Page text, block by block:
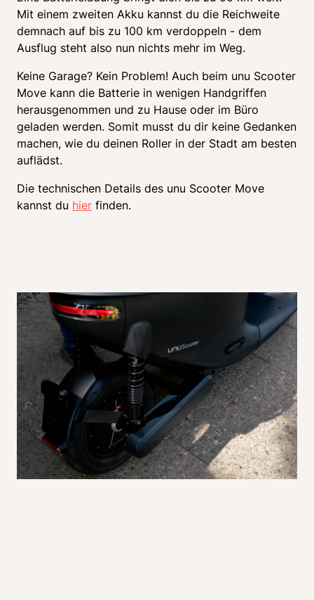
Mit einem zweiten Akku kannst du die Reichweite
demnach auf bis zu 100 km verdoppeln - dem
Ausflug steht also nun nichts mehr im Weg.
Keine Garage? Kein Problem! Auch beim unu Scooter
Move kann die Batterie in wenigen Handgriffen
herausgenommen und zu Hause oder im Büro
geladen werden. Somit musst du dir keine Gedanken
machen, wie du deinen Roller in der Stadt am besten
auflädst.
Die technischen Details des unu Scooter Move
kannst du hier finden.